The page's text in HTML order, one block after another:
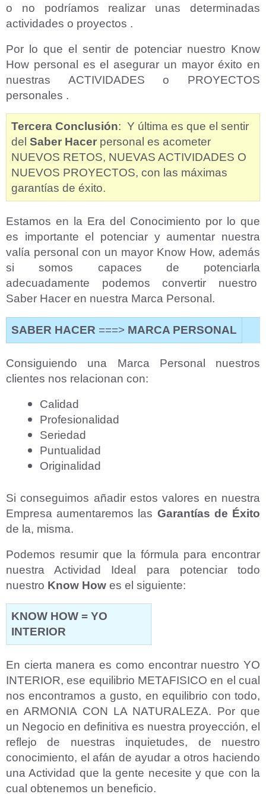
o no podríamos realizar unas determinadas
actividades o proyectos .
Por lo que el sentir de potenciar nuestro Know
How personal es el asegurar un mayor éxito en
nuestras ACTIVIDADES o PROYECTOS
personales .
Tercera Conclusión: Y última es que el sentir
del Saber Hacer personal es acometer
NUEVOS RETOS, NUEVAS ACTIVIDADES O
NUEVOS PROYECTOS, con las máximas
garantías de éxito.
Estamos en la Era del Conocimiento por lo que
es importante el potenciar y aumentar nuestra
valía personal con un mayor Know How, además
si somos capaces de potenciarla
adecuadamente podemos convertir nuestro
Saber Hacer en nuestra Marca Personal.
SABER HACER ===> MARCA PERSONAL
Consiguiendo una Marca Personal nuestros
clientes nos relacionan con:
Calidad
Profesionalidad
Seriedad
Puntualidad
Originalidad
Si conseguimos añadir estos valores en nuestra
Empresa aumentaremos las Garantías de Éxito
de la, misma.
Podemos resumir que la fórmula para encontrar
nuestra Actividad Ideal para potenciar todo
nuestro Know How es el siguiente:
KNOW HOW = YO
INTERIOR
En cierta manera es como encontrar nuestro YO
INTERIOR, ese equilibrio METAFISICO en el cual
nos encontramos a gusto, en equilibrio con todo,
en ARMONIA CON LA NATURALEZA. Por que
un Negocio en definitiva es nuestra proyección, el
reflejo de nuestras inquietudes, de nuestro
conocimiento, el afán de ayudar a otros haciendo
una Actividad que la gente necesite y que con la
cual obtenemos un beneficio.